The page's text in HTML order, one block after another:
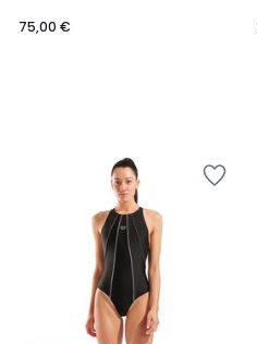
75,00 €